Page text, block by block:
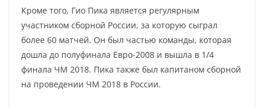
Кроме того, Гио Пика является регулярным
участником сборной России, за которую сыграл
более 60 матчей. Он был частью команды, которая
дошла до полуфинала Евро-2008 и вышла в 1/4
финала ЧМ 2018. Пика также был капитаном сборной
на проведении ЧМ 2018 в России.